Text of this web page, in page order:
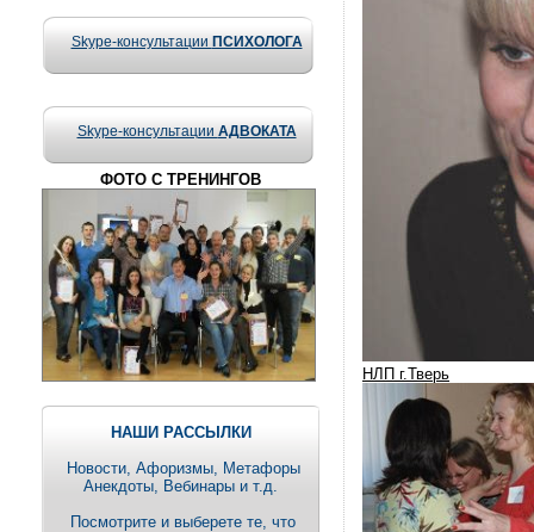
Skype-консультации ПСИХОЛОГА
Skype-консультации АДВОКАТА
ФОТО С ТРЕНИНГОВ
НАШИ РАССЫЛКИ
Новости, Aфоризмы, Метафоры
Анекдоты, Вебинары и т.д.
Посмотрите и выберете те, что
НЛП г.Тверь